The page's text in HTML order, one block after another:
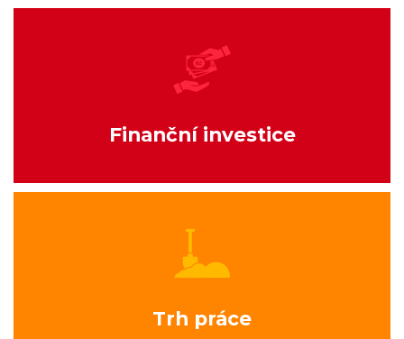
Finanční investice
Trh práce